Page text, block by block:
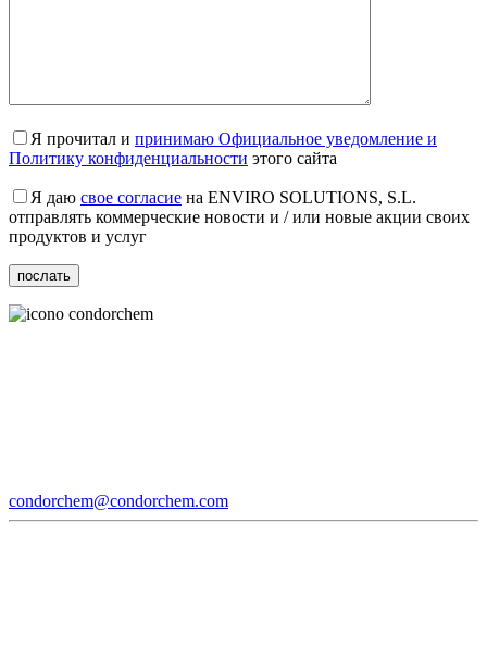
Я прочитал и принимаю Официальное уведомление и
Политику конфиденциальности этого сайта
Я даю свое согласие на ENVIRO SOLUTIONS, S.L.
отправлять коммерческие новости и / или новые акции своих
продуктов и услуг
condorchem@condorchem.com